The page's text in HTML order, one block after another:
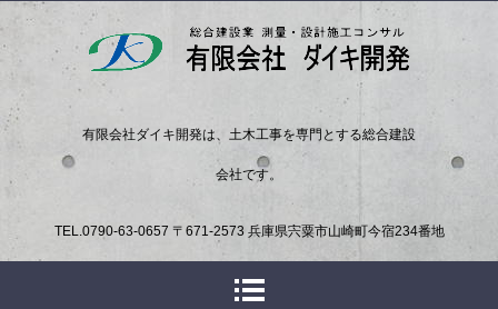
有限会社ダイキ開発は、土木工事を専門とする総合建設
会社です。
TEL. 0790-63-0657 〒671-2573 兵庫県宍粟市山崎町今宿234番地